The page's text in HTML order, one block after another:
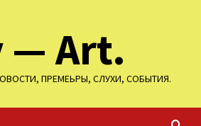
— Art.
ПРЕМЕЬРЫ, СЛУХИ, СОБЫТИЯ.